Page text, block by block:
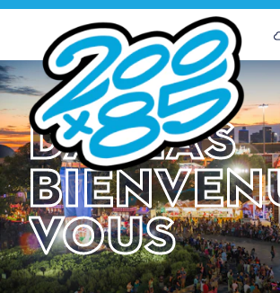
Skip to content
DALLAS
VOUS